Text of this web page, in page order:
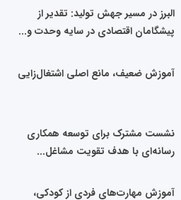
البرز در مسیر جهش تولید: تقدیر از
پیشگامان اقتصادی در سایه وحدت و...
آموزش ضعیف، مانع اصلی اشتغال‌زایی
نشست مشترک برای توسعه همکاری
رسانه‌ای با هدف تقویت مشاغل...
آموزش مهارت‌های فردی از کودکی،